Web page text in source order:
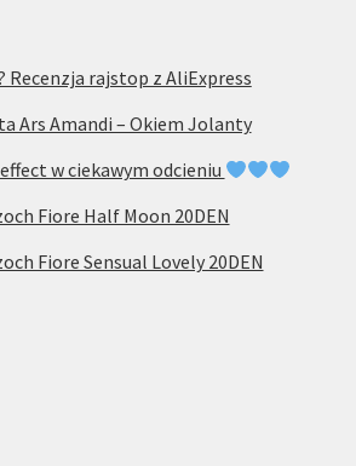
Recenzja rajstop z AliExpress
Ars Amandi – Okiem Jolanty
w ciekawym odcieniu
Fiore Half Moon 20DEN
Fiore Sensual Lovely 20DEN